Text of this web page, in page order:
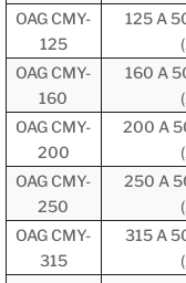
OAG CMY-
125
125 A
OAG CMY-
160
160 A
OAG CMY-
200
200 A
OAG CMY-
250
250 A
OAG CMY-
315
315 A